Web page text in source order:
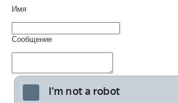
Имя
Сообщение